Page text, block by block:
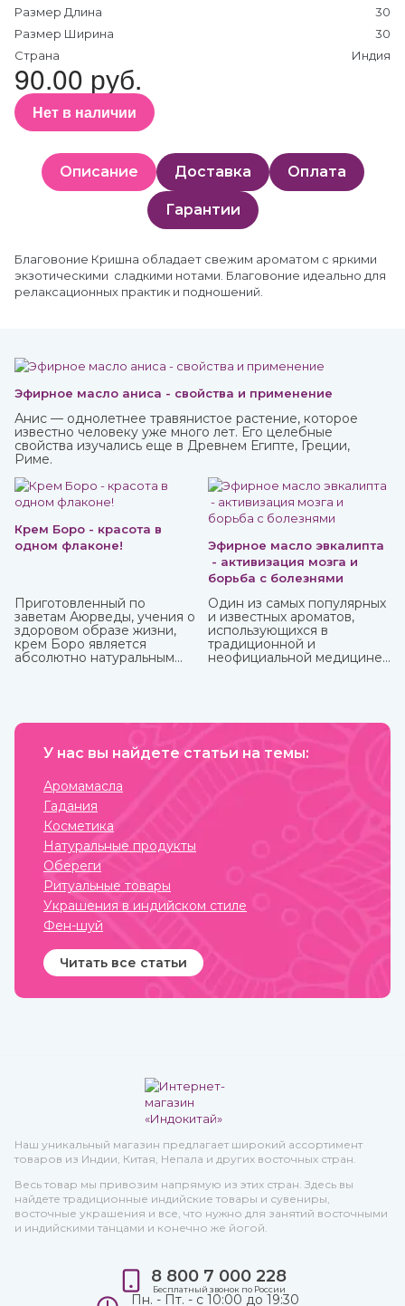
Размер Длина
30
Размер Ширина
30
Страна
Индия
90.00 руб.
Нет в наличии
Описание Доставка Оплата
Гарантии
Благовоние Кришна обладает свежим ароматом с яркими
экзотическими сладкими нотами. Благовоние идеально для
релаксационных практик и подношений.
Эфирное масло аниса - свойства и применение
Анис — однолетнее травянистое растение, которое
известно человеку уже много лет. Его целебные
свойства изучались еще в Древнем Египте, Греции,
Риме.
Крем Боро - красота в
одном флаконе!
Приготовленный по
заветам Аюрведы, учения о
здоровом образе жизни,
крем Боро является
абсолютно натуральным
антибактериальные и
свойства, благодаря
мелкие трещинки и ранки
на коже, ожоги, грибковые
заболевания, герпес.
Эфирное масло эвкалипта
- активизация мозга и
борьба с болезнями
Один из самых популярных
и известных ароматов,
использующихся в
традиционной и
неофициальной медицине,
Антибактериальный и
этого миртового дерева,
У нас вы найдете статьи на темы:
Аромамасла
Гадания
Косметика
Натуральные продукты
Обереги
Ритуальные товары
Украшения в индийском стиле
Фен-шуй
Читать все статьи
Наш уникальный магазин предлагает широкий ассортимент
товаров из Индии, Китая, Непала и других восточных стран.
Весь товар мы привозим напрямую из этих стран. Здесь вы
найдете традиционные индийские товары и сувениры,
восточные украшения и все, что нужно для занятий восточными
и индийскими танцами и конечно же йогой.
8 800 7 000 228
Бесплатный звонок по России
Пн. - Пт. - с 10:00 до 19:30